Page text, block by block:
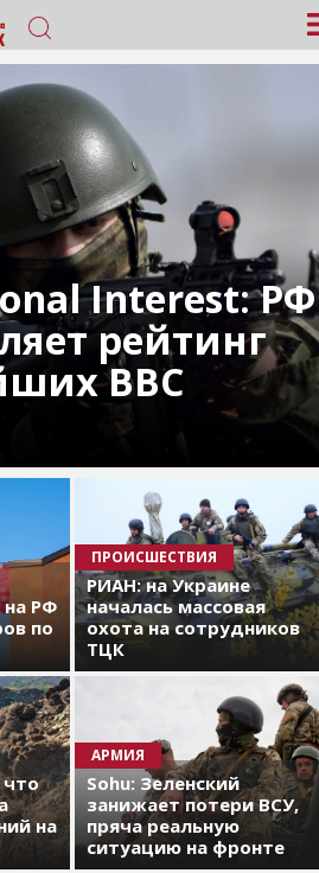
Interest: РФ
рейтинг
ВВС
на РФ
по
ПРОИСШЕСТВИЯ
РИАН: на Украине
началась массовая
охота на сотрудников
ТЦК
что
на
АРМИЯ
Sohu: Зеленский
занижает потери ВСУ,
пряча реальную
ситуацию на фронте